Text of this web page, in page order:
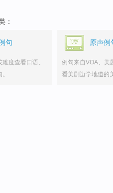
：
句
度查看口语、
原声例
例句来自VOA、美
看美剧边学地道的